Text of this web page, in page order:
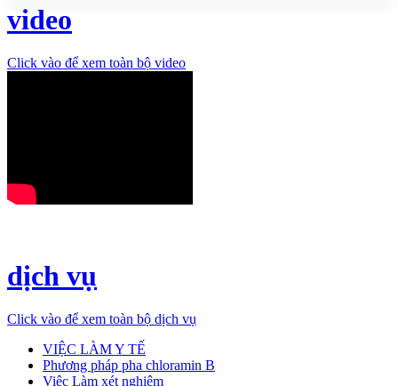
video
Click vào để xem toàn bộ video
dịch vụ
Click vào để xem toàn bộ dịch vụ
VIỆC LÀM Y TẾ
Phương pháp pha chloramin B
Việc Làm xét nghiệm